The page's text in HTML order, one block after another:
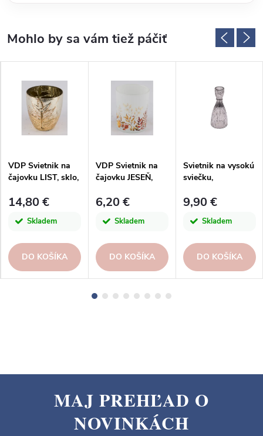
VDP Svietnik na
čajovku LIST, sklo,
11,5x11,5x12cm,
14,80 €
Skladem
DO KOŠÍKA
VDP Svietnik na
čajovku JESEŇ,
číra|matná|prírodn
6,20 €
Skladem
DO KOŠÍKA
Svietnik na vysokú
sviečku,
9,90 €
Skladem
DO KOŠÍKA
MAJ PREHĽAD O
NOVINKÁCH